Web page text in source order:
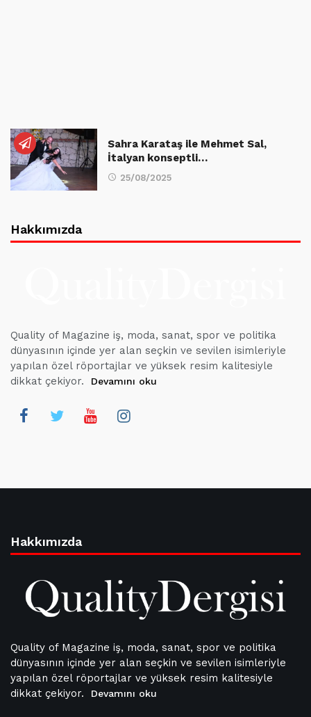
Sahra Karataş ile Mehmet Sal,
İtalyan konseptli…
25/08/2025
Hakkımızda
Quality of Magazine iş, moda, sanat, spor ve politika
dünyasının içinde yer alan seçkin ve sevilen isimleriyle
yapılan özel röportajlar ve yüksek resim kalitesiyle
dikkat çekiyor.
Devamını oku
Hakkımızda
Quality of Magazine iş, moda, sanat, spor ve politika
dünyasının içinde yer alan seçkin ve sevilen isimleriyle
yapılan özel röportajlar ve yüksek resim kalitesiyle
dikkat çekiyor.
Devamını oku